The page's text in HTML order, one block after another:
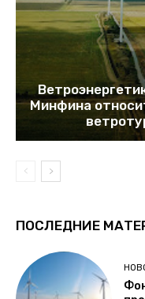
Минфина
ПОСЛЕДНИЕ